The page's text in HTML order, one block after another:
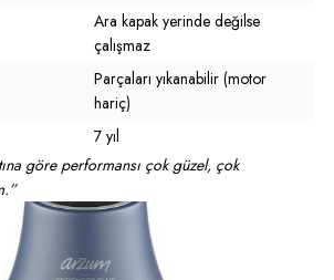
Ara kapak yerinde değilse
çalışmaz
Parçaları yıkanabilir (motor
hariç)
7 yıl
göre performansı çok güzel, çok